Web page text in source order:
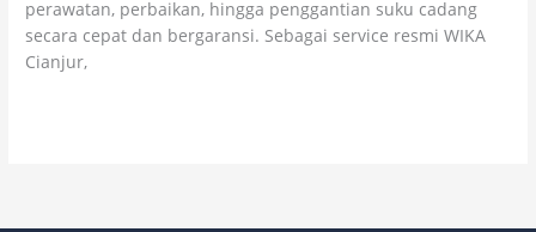
perawatan, perbaikan, hingga penggantian suku cadang
secara cepat dan bergaransi. Sebagai service resmi WIKA
Cianjur,